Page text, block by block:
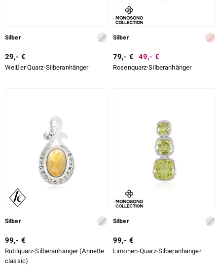
Silber
29,- €
Weißer Quarz-Silberanhänger
Silber
79,- € 49,- €
Rosenquarz-Silberanhänger
Silber
99,- €
Rutilquarz-Silberanhänger (Annette
classic)
Silber
99,- €
Limonen-Quarz-Silberanhänger